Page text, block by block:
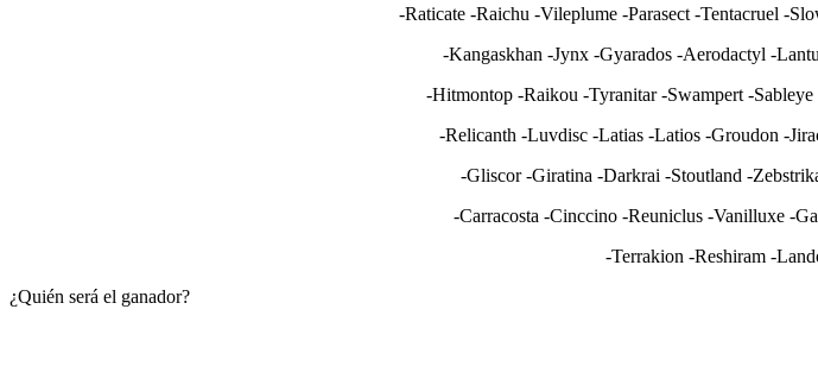
-Raticate -Raichu -Vileplume -Parasect -Tentacruel -
-Kangaskhan -Jynx -Gyarados -Aerodactyl -
-Hitmontop -Raikou -Tyranitar -Swampert -
-Relicanth -Luvdisc -Latias -Latios -Groudon -
-Gliscor -Giratina -Darkrai -Stoutland -
-Carracosta -Cinccino -Reuniclus -Vanilluxe -
-Terrakion -Reshiram -
¿Quién será el ganador?